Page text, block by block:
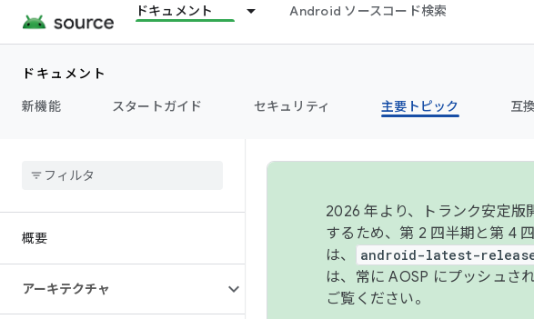
ドキュメント Android ソースコード検索
ドキュメント
新機能
スタートガイド セキュリティ 主要トピック 互
概要
アーキテクチャ
2026 年より、トランク安定版
するため、第 2 四半期と第 4
は、
android-latest-
は、常に AOSP にプッシュさ
ご覧ください。